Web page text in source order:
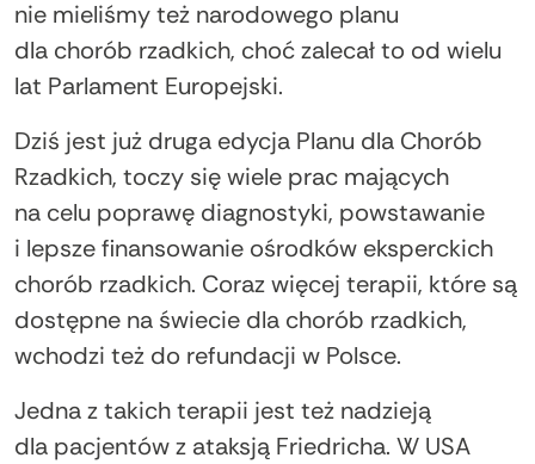
nie mieliśmy też narodowego planu
dla chorób rzadkich, choć zalecał to od wielu
lat Parlament Europejski.
Dziś jest już druga edycja Planu dla Chorób
Rzadkich, toczy się wiele prac mających
na celu poprawę diagnostyki, powstawanie
i lepsze finansowanie ośrodków eksperckich
chorób rzadkich. Coraz więcej terapii, które są
dostępne na świecie dla chorób rzadkich,
wchodzi też do refundacji w Polsce.
Jedna z takich terapii jest też nadzieją
dla pacjentów z ataksją Friedricha. W USA